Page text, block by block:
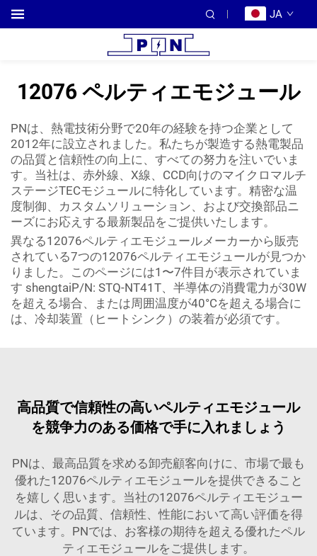
JA
12076 ペルティエモジュール
PNは、熱電技術分野で20年の経験を持つ企業として
2012年に設立されました。私たちが製造する熱電製品
の品質と信頼性の向上に、すべての努力を注いでいま
す。当社は、赤外線、X線、CCD向けのマイクロマルチ
ステージTECモジュールに特化しています。精密な温
度制御、カスタムソリューション、および交換部品ニ
ーズにお応えする最新製品をご提供いたします。
異なる12076ペルティエモジュールメーカーから販売
されている7つの12076ペルティエモジュールが見つか
りました。このページには1〜7件目が表示されていま
す shengtaiP/N: STQ-NT41T、半導体の消費電力が30W
を超える場合、または周囲温度が40°Cを超える場合に
は、冷却装置（ヒートシンク）の装着が必須です。
高品質で信頼性の高いペルティエモジュール
を競争力のある価格で手に入れましょう
PNは、最高品質を求める卸売顧客向けに、市場で最も
優れた12076ペルティエモジュールを提供できること
を嬉しく思います。当社の12076ペルティエモジュー
ルは、その品質、信頼性、性能において高い評価を得
ています。PNでは、お客様の期待を超える優れたペル
ティエモジュールをご提供します。